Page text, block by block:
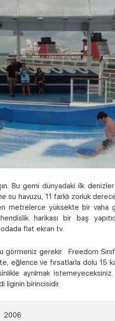
Bu gemi dünyadaki ilk
su havuzu, 11 farklı zorluk
metrelerce yüksekte bir vaha
harikası bir baş
flat ekran tv.
gerekir. Freedom
eğlence ve fırsatlarla dolu 15
ayrılmak
liginin birincisidir.
2006